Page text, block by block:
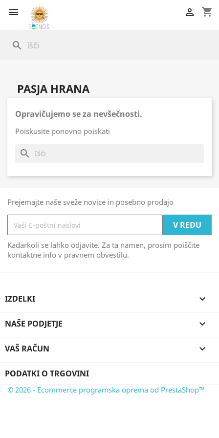
 shopping_cart

search
PASJA HRANA
Opravičujemo se za nevšečnosti.
Poiskusite ponovno poiskati
search
Prejemajte naše sveže novice in posebno prodajo
Kadarkoli se lahko odjavite. Za ta namen, prosim poiščite
kontaktne info v pravnem obvestilu.
IZDELKI 
NAŠE PODJETJE 
VAŠ RAČUN 
PODATKI O TRGOVINI
© 2026 - Ecommerce programska oprema od PrestaShop™